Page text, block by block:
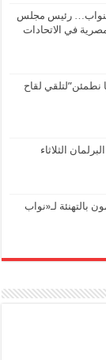
بالنواب… رئيس مجلس
في الاتحادات
لقاح
البرلمان الثلاثاء
بالتهنئة لـ«نواب